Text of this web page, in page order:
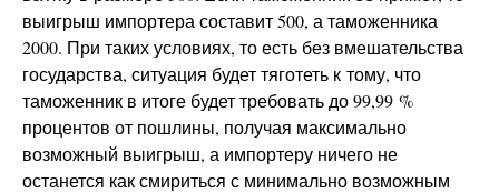
выигрыш импортера составит 500, а таможенника
2000. При таких условиях, то есть без вмешательства
государства, ситуация будет тяготеть к тому, что
таможенник в итоге будет требовать до 99,99 %
процентов от пошлины, получая максимально
возможный выигрыш, а импортеру ничего не
останется как смириться с минимально возможным